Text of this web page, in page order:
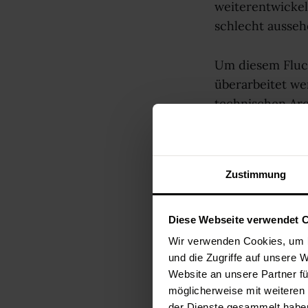
Zustimmung
Diese Webseite verwendet
Wir verwenden Cookies,
und die Zugriffe auf unsere
Website an unsere Partner
möglicherweise mit
schlecht
Um diesem
überarbeitet
technischen
3. Hybrid
Mobile
geladen
benötigen
„2048“ zum